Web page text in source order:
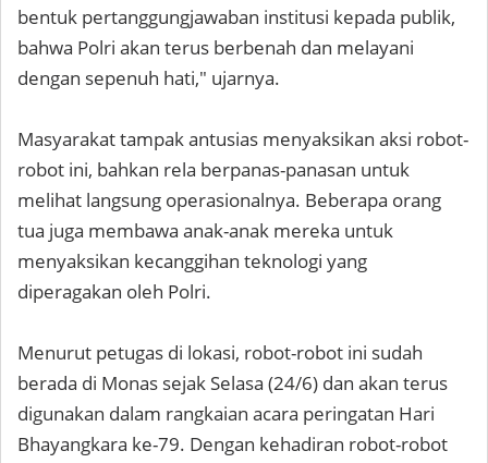
bentuk pertanggungjawaban institusi kepada publik,
bahwa Polri akan terus berbenah dan melayani
dengan sepenuh hati," ujarnya.
Masyarakat tampak antusias menyaksikan aksi robot-
robot ini, bahkan rela berpanas-panasan untuk
melihat langsung operasionalnya. Beberapa orang
tua juga membawa anak-anak mereka untuk
menyaksikan kecanggihan teknologi yang
diperagakan oleh Polri.
Menurut petugas di lokasi, robot-robot ini sudah
berada di Monas sejak Selasa (24/6) dan akan terus
digunakan dalam rangkaian acara peringatan Hari
Bhayangkara ke-79. Dengan kehadiran robot-robot